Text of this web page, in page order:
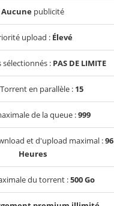
Aucune publicité
upload : Élevé
sélectionnés : PAS DE LIMITE
en parallèle : 15
de la queue :999
et d'upload maximal :96
Heures
du torrent :500 Go